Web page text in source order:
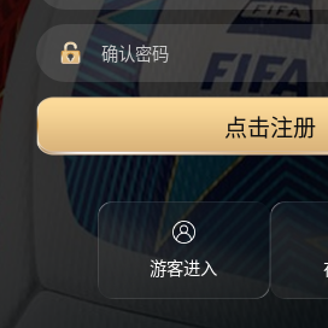
点击注册
游客进入